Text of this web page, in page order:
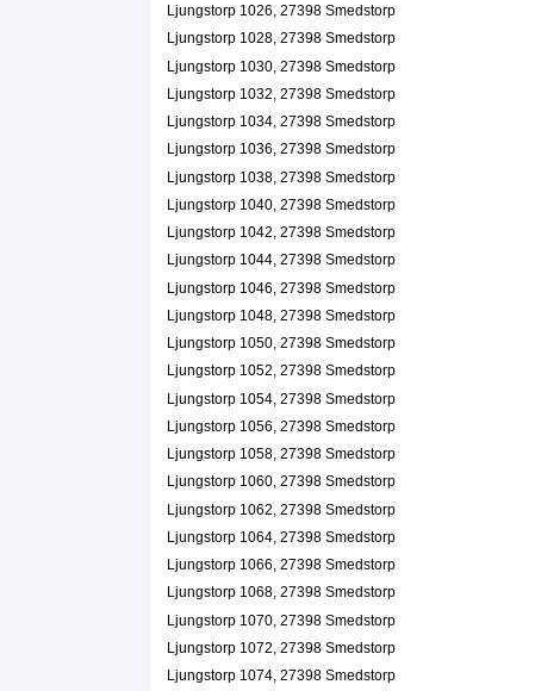
Ljungstorp 1026, 27398 Smedstorp
Ljungstorp 1028, 27398 Smedstorp
Ljungstorp 1030, 27398 Smedstorp
Ljungstorp 1032, 27398 Smedstorp
Ljungstorp 1034, 27398 Smedstorp
Ljungstorp 1036, 27398 Smedstorp
Ljungstorp 1038, 27398 Smedstorp
Ljungstorp 1040, 27398 Smedstorp
Ljungstorp 1042, 27398 Smedstorp
Ljungstorp 1044, 27398 Smedstorp
Ljungstorp 1046, 27398 Smedstorp
Ljungstorp 1048, 27398 Smedstorp
Ljungstorp 1050, 27398 Smedstorp
Ljungstorp 1052, 27398 Smedstorp
Ljungstorp 1054, 27398 Smedstorp
Ljungstorp 1056, 27398 Smedstorp
Ljungstorp 1058, 27398 Smedstorp
Ljungstorp 1060, 27398 Smedstorp
Ljungstorp 1062, 27398 Smedstorp
Ljungstorp 1064, 27398 Smedstorp
Ljungstorp 1066, 27398 Smedstorp
Ljungstorp 1068, 27398 Smedstorp
Ljungstorp 1070, 27398 Smedstorp
Ljungstorp 1072, 27398 Smedstorp
Ljungstorp 1074, 27398 Smedstorp